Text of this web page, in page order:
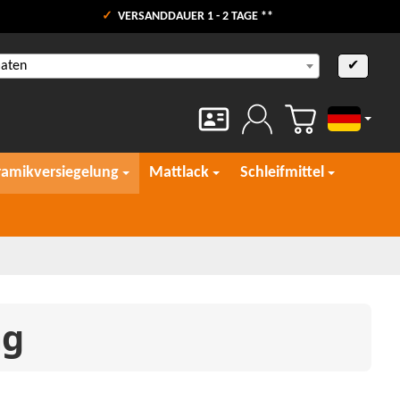
VERSANDDAUER 1 - 2 TAGE **
✔
Deutsch
Mattlack Schleifmittel